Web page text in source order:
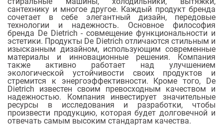
сантехнику и многое другое. Каждый продукт бренда
сочетает в себе элегантный дизайн, передовые
технологии и надежность. Основное философия
бренда De Dietrich - совмещение функциональности и
эстетики. Продукты De Dietrich отличаются стильным и
изысканным дизайном, использующим современные
материалы и инновационные решения. Компания
также активно работает над улучшением
экологической устойчивости своих продуктов и
стремится к энергоэффективности. Кроме того, De
Dietrich известен своим превосходным качеством и
надежностью. Компания инвестирует значительные
ресурсы в исследования и разработки, чтобы
произвести продукцию, которая будет долговечной и
отвечать самым высоким стандартам качества.